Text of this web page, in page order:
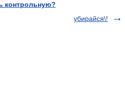
контрольную?
убирайся\!